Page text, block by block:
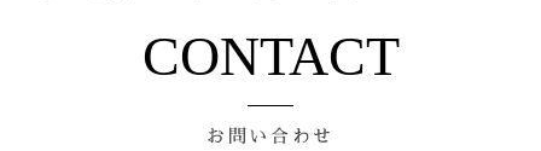
CONTACT
お問い合わせ